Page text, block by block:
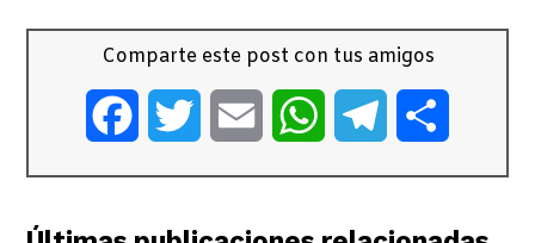
Comparte este post con tus amigos
FacebookTwitter Email WhatsAppTelegram